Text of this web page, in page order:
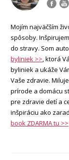
Mojím najväčším
spôsoby.
do stravy. Som
byliniek >>, ktorá
byliniek a ukáže
Vaše zdravie.
prírode a domácu
pre zdravie detí a
inšpiráciu ako
book ZDARMA tu >>